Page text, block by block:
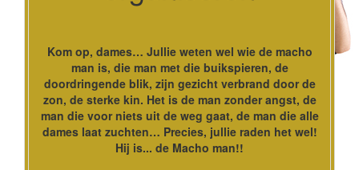
Kom op, dames… Jullie weten wel wie de macho
man is, die man met die buikspieren, de
doordringende blik, zijn gezicht verbrand door de
zon, de sterke kin. Het is de man zonder angst, de
man die voor niets uit de weg gaat, de man die alle
dames laat zuchten… Precies, jullie raden het wel!
Hij is... de Macho man!!